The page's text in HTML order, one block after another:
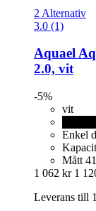
2 Alternativ
3.0 (1)
Aquael
2.0, vit
-5%
vit
Enkel
Mått
1 062 kr 1
Leverans till